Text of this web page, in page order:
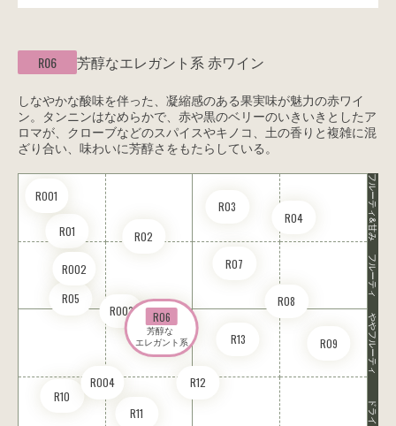
R06 芳醇なエレガント系 赤ワイン
しなやかな酸味を伴った、凝縮感のある果実味が魅力の赤ワイ
ン。タンニンはなめらかで、赤や黒のベリーのいきいきとしたア
ロマが、クローブなどのスパイスやキノコ、土の香りと複雑に混
ざり合い、味わいに芳醇さをもたらしている。
R01 R02
R03
R04
R05
R06
芳醇な
エレガント系
R07
R08
R09
R10
R11
R12
R13
RO01
RO02
RO03
RO04
フルーティ&甘み
フルーティ
ややフルーティ
ドライ